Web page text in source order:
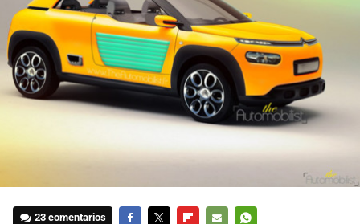
23 comentarios